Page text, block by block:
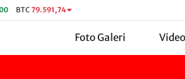
BTC 79.591,74
Foto Galeri Video